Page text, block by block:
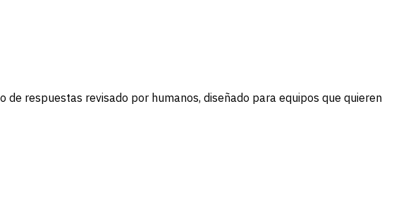
respuestas revisado por humanos, diseñado para equipos que quieren